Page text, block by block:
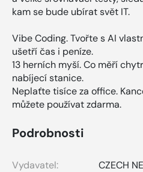
kam se bude ubírat svět IT.
Vibe Coding. Tvořte s AI
ušetří čas i peníze.
13 herních myší. Co měří
nabíjecí stanice.
Neplaťte tisíce za office.
můžete používat zdarma.
Podrobnosti
Vydavatel:
CZECH